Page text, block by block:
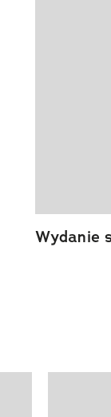
Wydanie